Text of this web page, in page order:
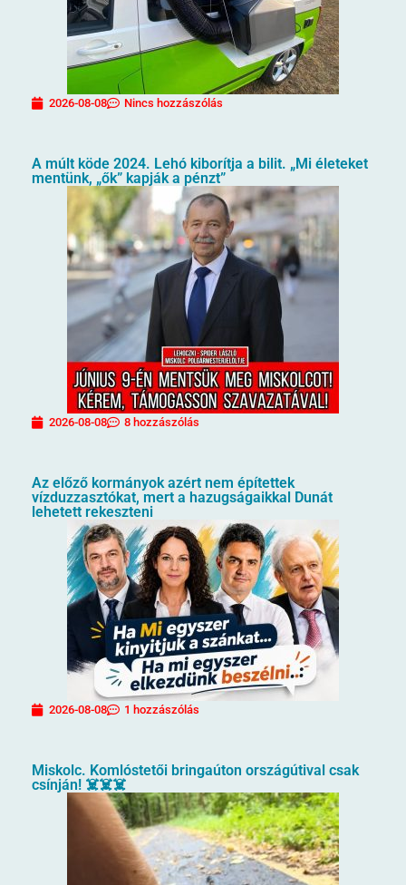
2026-08-08 Nincs hozzászólás
A múlt köde 2024. Lehó kiborítja a bilit. „Mi életeket
mentünk, „ők” kapják a pénzt”
2026-08-08 8 hozzászólás
Az előző kormányok azért nem építettek
vízduzzasztókat, mert a hazugságaikkal Dunát
lehetett rekeszteni
2026-08-08 1 hozzászólás
Miskolc. Komlóstetői bringaúton országútival csak
csínján! ☠️☠️☠️